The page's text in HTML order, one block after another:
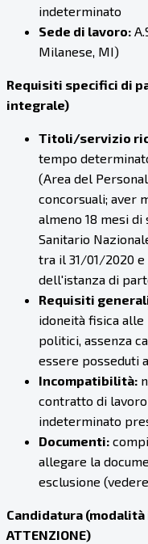
indeterminato
Sede di lavoro:
Milanese, MI)
Requisiti specifici di
integrale)
Titoli/servizio
tempo
(Area del
concorsuali; aver
almeno 18 mesi
Sanitario
tra il 31/01/2020
dell'istanza di
Requisiti
idoneità fisica
politici, assenza
essere posseduti
Incompatibilità:
contratto di
indeterminato
Documenti:
allegare la
esclusione
Candidatura
ATTENZIONE)